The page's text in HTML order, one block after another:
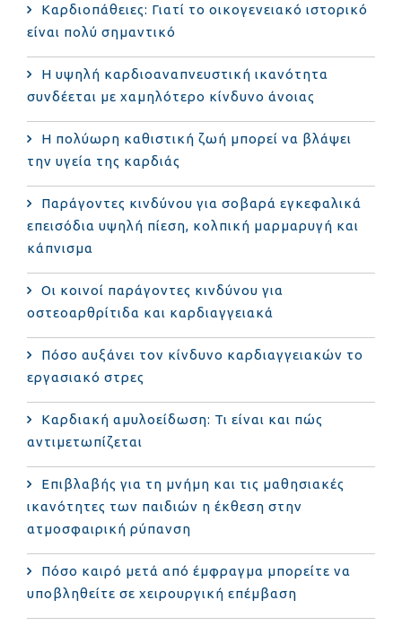
Καρδιοπάθειες: Γιατί το οικογενειακό ιστορικό
είναι πολύ σημαντικό
Η υψηλή καρδιοαναπνευστική ικανότητα
συνδέεται με χαμηλότερο κίνδυνο άνοιας
Η πολύωρη καθιστική ζωή μπορεί να βλάψει
την υγεία της καρδιάς
Παράγοντες κινδύνου για σοβαρά εγκεφαλικά
επεισόδια υψηλή πίεση, κολπική μαρμαρυγή και
κάπνισμα
Οι κοινοί παράγοντες κινδύνου για
οστεοαρθρίτιδα και καρδιαγγειακά
Πόσο αυξάνει τον κίνδυνο καρδιαγγειακών το
εργασιακό στρες
Καρδιακή αμυλοείδωση: Τι είναι και πώς
αντιμετωπίζεται
Επιβλαβής για τη μνήμη και τις μαθησιακές
ικανότητες των παιδιών η έκθεση στην
ατμοσφαιρική ρύπανση
Πόσο καιρό μετά από έμφραγμα μπορείτε να
υποβληθείτε σε χειρουργική επέμβαση